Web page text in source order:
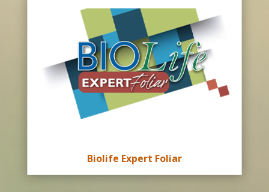
Biolife Expert Foliar